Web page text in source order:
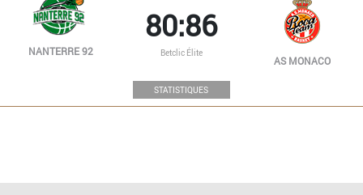
NANTERRE 92
80:86
Betclic Élite
AS MONACO
STATISTIQUES